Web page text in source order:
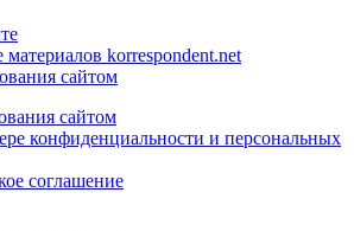
korrespondent.net
сайтом
сайтом
конфиденциальности и персональных
соглашение